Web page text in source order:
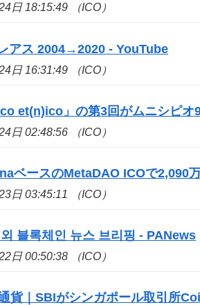
日 18:15:49 （ICO）
アス 2004→2020 - YouTube
日 16:31:49 （ICO）
et(n)ico 」の第3回がムニシピオ
日 02:48:56 （ICO）
ベースのMetaDAO ICOで2,090
日 03:45:11 （ICO）
블록체인 뉴스 브리핑 - PANews
日 00:50:38 （ICO）
貨｜SBIがシンガポール取引所